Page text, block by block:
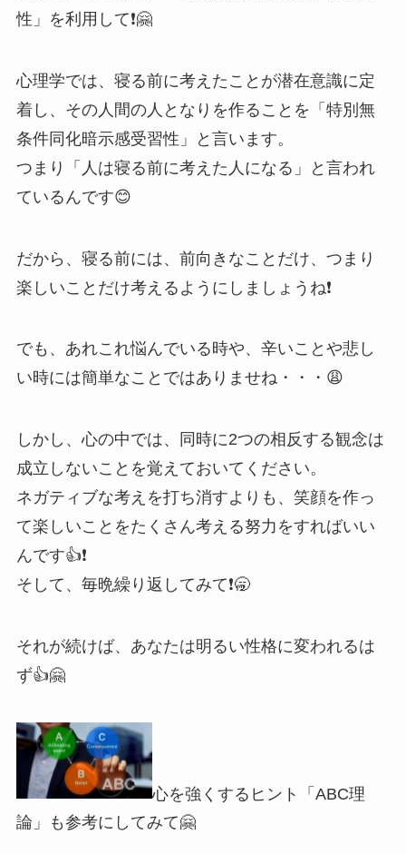
性」を利用して❗️🤗
心理学では、寝る前に考えたことが潜在意識に定
着し、その人間の人となりを作ることを「特別無
条件同化暗示感受習性」と言います。
つまり「人は寝る前に考えた人になる」と言われ
ているんです😊
だから、寝る前には、前向きなことだけ、つまり
楽しいことだけ考えるようにしましょうね❗️
でも、あれこれ悩んでいる時や、辛いことや悲し
い時には簡単なことではありませね・・・😩
しかし、心の中では、同時に2つの相反する観念は
成立しないことを覚えておいてください。
ネガティブな考えを打ち消すよりも、笑顔を作っ
て楽しいことをたくさん考える努力をすればいい
んです👍❗️
そして、毎晩繰り返してみて❗️🥱
それが続けば、あなたは明るい性格に変われるは
ず👍🤗
心を強くするヒント「ABC理
論」も参考にしてみて🤗